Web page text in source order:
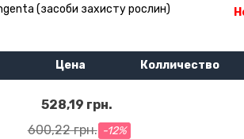
(засоби захисту рослин)
Цена Колличество
528,19 грн.
600,22 грн. -12%